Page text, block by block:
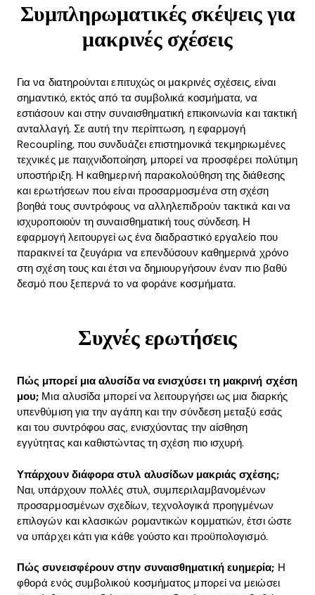
Συμπληρωματικές σκέψεις για
μακρινές σχέσεις
Για να διατηρούνται επιτυχώς οι μακρινές σχέσεις, είναι
σημαντικό, εκτός από τα συμβολικά κοσμήματα, να
εστιάσουν και στην συναισθηματική επικοινωνία και τακτική
ανταλλαγή. Σε αυτή την περίπτωση, η εφαρμογή
Recoupling, που συνδυάζει επιστημονικά τεκμηριωμένες
τεχνικές με παιχνιδοποίηση, μπορεί να προσφέρει πολύτιμη
υποστήριξη. Η καθημερινή παρακολούθηση της διάθεσης
και ερωτήσεων που είναι προσαρμοσμένα στη σχέση
βοηθά τους συντρόφους να αλληλεπιδρούν τακτικά και να
ισχυροποιούν τη συναισθηματική τους σύνδεση. Η
εφαρμογή λειτουργεί ως ένα διαδραστικό εργαλείο που
παρακινεί τα ζευγάρια να επενδύσουν καθημερινά χρόνο
στη σχέση τους και έτσι να δημιουργήσουν έναν πιο βαθύ
δεσμό που ξεπερνά το να φοράνε κοσμήματα.
Συχνές ερωτήσεις
Πώς μπορεί μια αλυσίδα να ενισχύσει τη μακρινή σχέση
μου; Μια αλυσίδα μπορεί να λειτουργήσει ως μια διαρκής
υπενθύμιση για την αγάπη και την σύνδεση μεταξύ εσάς
και του συντρόφου σας, ενισχύοντας την αίσθηση
εγγύτητας και καθιστώντας τη σχέση πιο ισχυρή.
Υπάρχουν διάφορα στυλ αλυσίδων μακριάς σχέσης;
Ναι, υπάρχουν πολλές στυλ, συμπεριλαμβανομένων
προσαρμοσμένων σχεδίων, τεχνολογικά προηγμένων
επιλογών και κλασικών ρομαντικών κομματιών, έτσι ώστε
να υπάρχει κάτι για κάθε γούστο και προϋπολογισμό.
Πώς συνεισφέρουν στην συναισθηματική ευημερία; Η
φθορά ενός συμβολικού κοσμήματος μπορεί να μειώσει